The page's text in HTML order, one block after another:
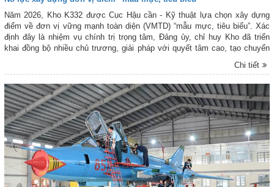
Năm 2026, Kho K332 được Cục Hậu cần - Kỹ thuật lựa chọn xây dựng
điểm về đơn vị vững mạnh toàn diện (VMTD) “mẫu mực, tiêu biểu”. Xác
định đây là nhiệm vụ chính trị trọng tâm, Đảng ủy, chỉ huy Kho đã triển
khai đồng bộ nhiều chủ trương, giải pháp với quyết tâm cao, tạo chuyển
Chi tiết